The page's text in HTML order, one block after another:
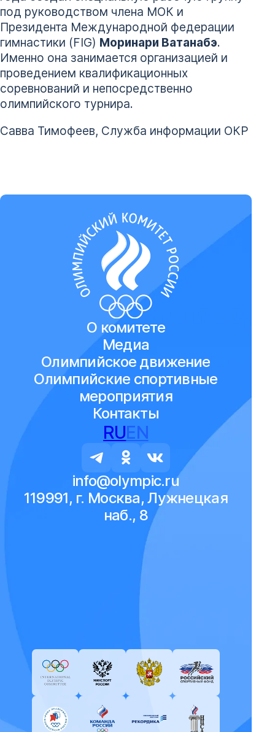
под руководством члена МОК и
Президента Международной федерации
гимнастики (FIG) Моринари Ватанабэ.
Именно она занимается организацией и
проведением квалификационных
соревнований и непосредственно
олимпийского турнира.
Савва Тимофеев, Служба информации ОКР
О комитете
Медиа
Олимпийское движение
Олимпийские спортивные
мероприятия
Контакты
RUEN
info@olympic.ru
119991, г. Москва, Лужнецкая
наб., 8